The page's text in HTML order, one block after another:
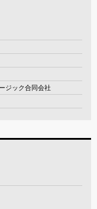
ジック合同会社